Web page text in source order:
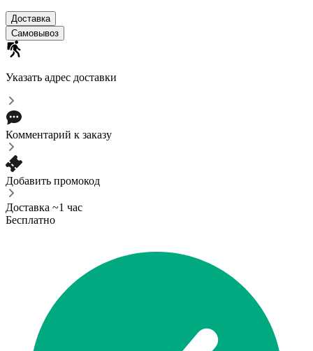
Доставка
Самовывоз
Указать адрес доставки
Комментарий к заказу
Добавить промокод
Доставка ~1 час
Бесплатно